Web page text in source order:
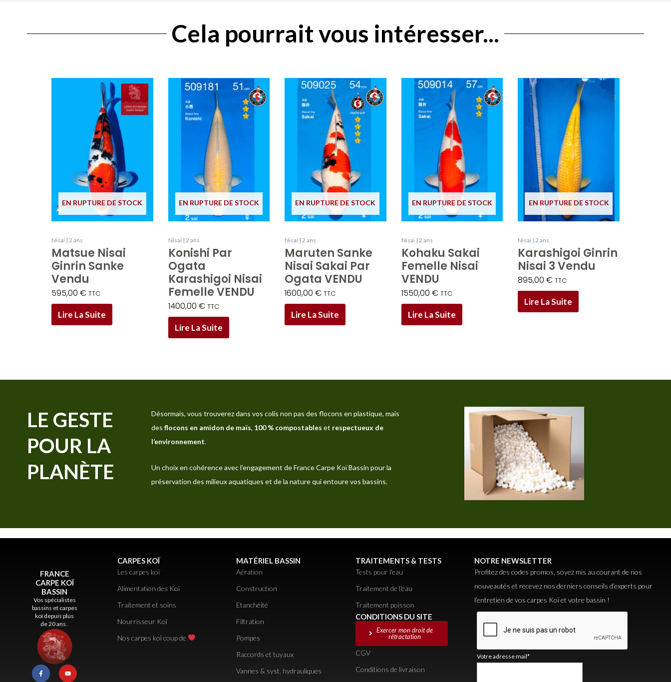
Cela pourrait vous intéresser...
EN RUPTURE DE STOCK
Nisai | 2 ans
Matsue Nisai
Ginrin Sanke
Vendu
595,00€ TTC
Lire La Suite
EN RUPTURE DE STOCK
Nisai | 2 ans
Konishi Par
Ogata
Karashigoi Nisai
Femelle VENDU
1400,00 € TTC
Lire La Suite
EN RUPTURE DE STOCK
Nisai | 2 ans
Maruten Sanke
Nisai Sakai Par
Ogata VENDU
1600,00€ TTC
Lire La Suite
EN RUPTURE DE STOCK
Nisai | 2 ans
Kohaku Sakai
Femelle Nisai
VENDU
1550,00 € TTC
Lire La Suite
EN RUPTURE DE STOCK
Nisai | 2 ans
Karashigoi Ginrin
Nisai 3 Vendu
895,00€ TTC
Lire La Suite
LE GESTE
POUR LA
PLANÈTE
Désormais, vous trouverez dans vos colis non pas des flocons en plastique, mais
desflocons en amidon de maïs, 100 % compostables et respectueux de
l’environnement.
Un choix en cohérence avec l’engagement de France Carpe Koï Bassin pour la
préservation des milieux aquatiques et de la nature qui entoure vos bassins.
FRANCE
CARPE KOÏ
BASSIN
Vos spécialistes
bassins et carpes
koï depuis plus
de 20 ans.
F
a
c
Y
o
CARPES KOÏ
Les carpes koï
Alimentation des Koï
Traitement et soins
Nourrisseur Koï
Nos carpes koï coup de
MATÉRIEL BASSIN
Aération
Construction
Etanchéité
Filtration
Pompes
Raccords et tuyaux
Vannes & syst. hydrauliques
TRAITEMENTS & TESTS
Tests pour l'eau
Traitement de l'eau
Traitement poisson
CONDITIONS DU SITE
Exercer mon droit de
rétractation
CGV
Conditions de livraison
NOTRE NEWSLETTER
Profitez des codes promos, soyez mis au courant de nos
nouveautés et recevez nos derniers conseils d’experts pour
l’entretien de vos carpes Koï et votre bassin !
Votre adresse mail*